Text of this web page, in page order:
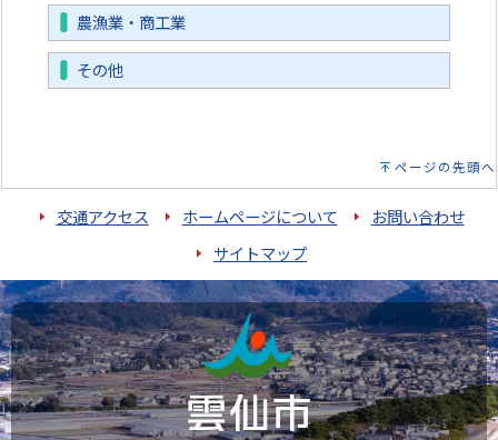
農漁業・商工業
その他
ページの先頭へ
交通アクセス ホームページについて
お問い合わせ
サイトマップ